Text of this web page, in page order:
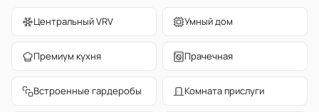
Центральный VRV Умный дом
Премиум кухня Прачечная
Встроенные гардеробы Комната прислуги